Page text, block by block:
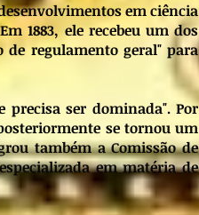
em ciência
1883, ele recebeu um dos
regulamento geral" para
precisa ser dominada". Por
se tornou um
também a Comissão de
em matéria de